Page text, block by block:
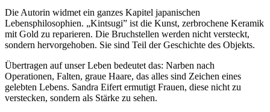
Die Autorin widmet ein ganzes Kapitel japanischen
Lebensphilosophien. „Kintsugi” ist die Kunst, zerbrochene Keramik
mit Gold zu reparieren. Die Bruchstellen werden nicht versteckt,
sondern hervorgehoben. Sie sind Teil der Geschichte des Objekts.
Übertragen auf unser Leben bedeutet das: Narben nach
Operationen, Falten, graue Haare, das alles sind Zeichen eines
gelebten Lebens. Sandra Eifert ermutigt Frauen, diese nicht zu
verstecken, sondern als Stärke zu sehen.